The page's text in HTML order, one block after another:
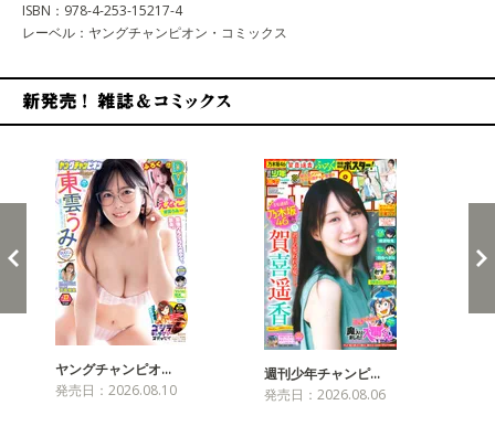
ISBN：978-4-253-15217-4
レーベル：ヤングチャンピオン・コミックス
ヤングチャンピオ…
発売日：2026.08.10
週刊少年チャンピ…
発売日：2026.08.06